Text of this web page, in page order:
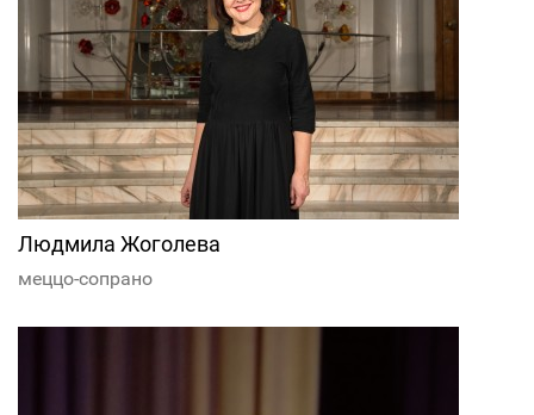
Людмила Жоголева
меццо-сопрано